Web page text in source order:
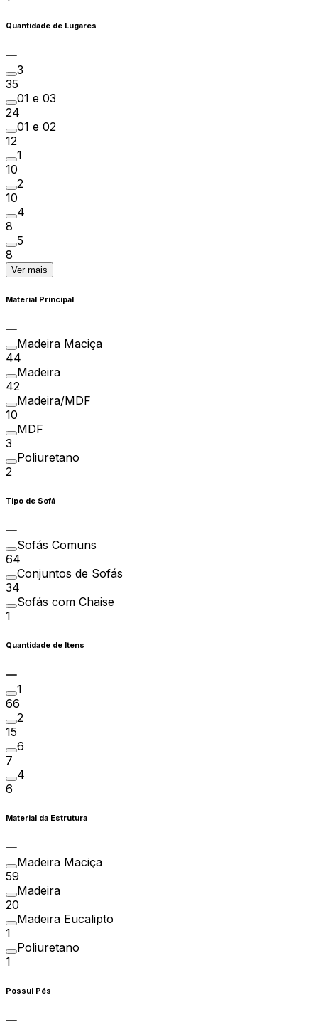
Quantidade de Lugares
3
35
01 e 03
24
01 e 02
12
1
10
2
10
4
8
5
8
Ver mais
Material Principal
Madeira Maciça
44
Madeira
42
Madeira/MDF
10
MDF
3
Poliuretano
2
Tipo de Sofá
Sofás Comuns
64
Conjuntos de Sofás
34
Sofás com Chaise
1
Quantidade de Itens
1
66
2
15
6
7
4
6
Material da Estrutura
Madeira Maciça
59
Madeira
20
Madeira Eucalipto
1
Poliuretano
1
Possui Pés